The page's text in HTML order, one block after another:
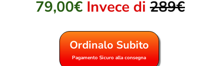
79,00€ Invece di 289€
Ordinalo Subito
Pagamento Sicuro alla consegna